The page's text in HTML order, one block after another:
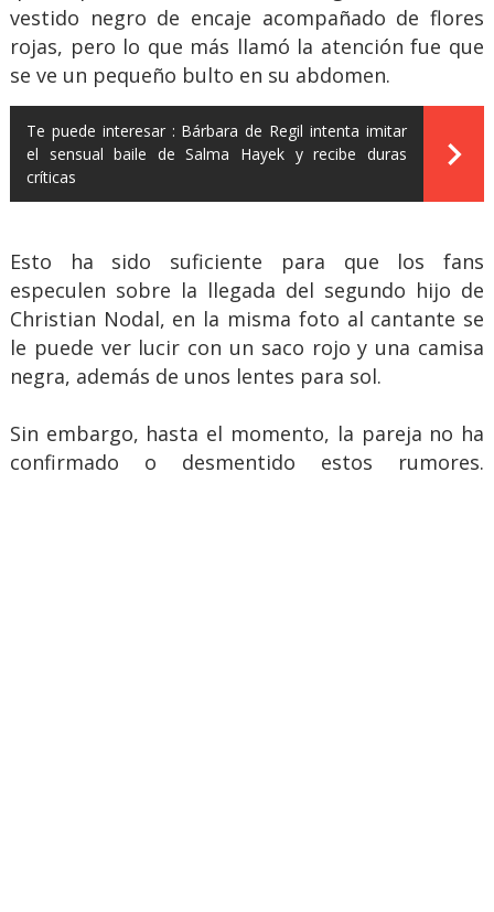
vestido negro de encaje acompañado de flores
rojas, pero lo que más llamó la atención fue que
se ve un pequeño bulto en su abdomen.
Te puede interesar : Bárbara de Regil intenta imitar
el sensual baile de Salma Hayek y recibe duras
críticas
Esto ha sido suficiente para que los fans
especulen sobre la llegada del segundo hijo de
Christian Nodal, en la misma foto al cantante se
le puede ver lucir con un saco rojo y una camisa
negra, además de unos lentes para sol.
Sin embargo, hasta el momento, la pareja no ha
confirmado o desmentido estos rumores.